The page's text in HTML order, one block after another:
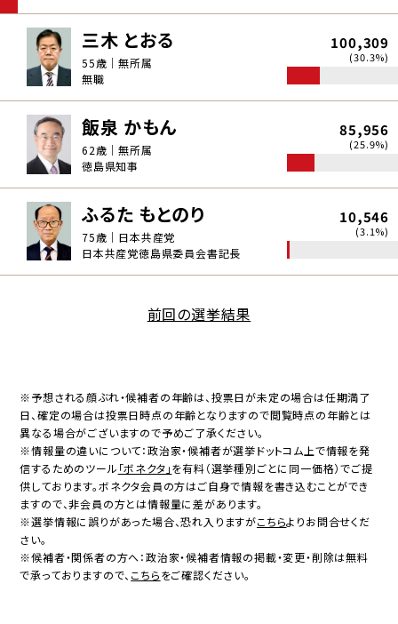
三木 とおる
55歳｜無所属
無職
100,309
(30.3%)
飯泉 かもん
62歳｜無所属
徳島県知事
85,956
(25.9%)
ふるた もとのり
75歳｜日本共産党
日本共産党徳島県委員会書記長
10,546
(3.1%)
前回の選挙結果
※予想される顔ぶれ・候補者の年齢は、投票日が未定の場合は任期満了
日、確定の場合は投票日時点の年齢となりますので閲覧時点の年齢とは
異なる場合がございますので予めご了承ください。
※情報量の違いについて：政治家・候補者が選挙ドットコム上で情報を発
信するためのツール 「ボネクタ」を有料（選挙種別ごとに同一価格）でご提
供しております。ボネクタ会員の方はご自身で情報を書き込むことができ
ますので、非会員の方とは情報量に差があります。
※選挙情報に誤りがあった場合、恐れ入りますがこちらよりお問合せくだ
さい。
※候補者・関係者の方へ：政治家・候補者情報の掲載・変更・削除は無料
で承っておりますので、 こちらをご確認ください。